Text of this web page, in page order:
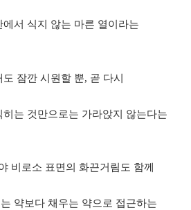
서 식지 않는 마른 열이라는
잠깐 시원할 뿐, 곧 다시
는 것만으로는 가라앉지 않는다는
비로소 표면의 화끈거림도 함께
약보다 채우는 약으로 접근하는